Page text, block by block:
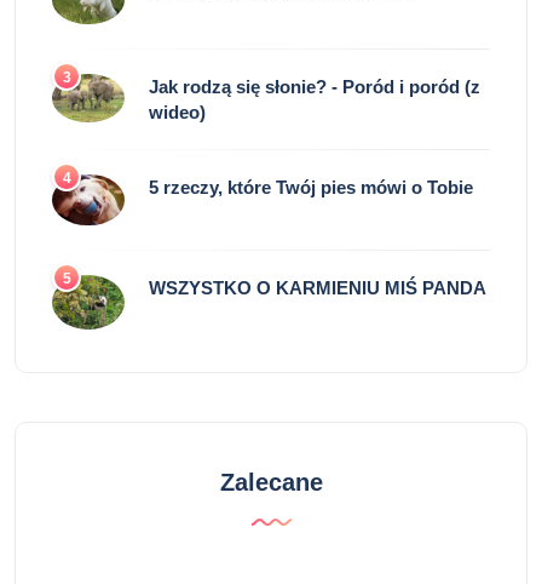
3
Jak rodzą się słonie? - Poród i poród (z
wideo)
4 5 rzeczy, które Twój pies mówi o Tobie
5 WSZYSTKO O KARMIENIU MIŚ PANDA
Zalecane